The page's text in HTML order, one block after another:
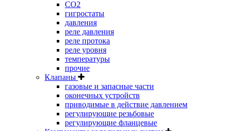
CO2
гигростаты
давления
реле давления
реле протока
реле уровня
температуры
прочие
Клапаны
газовые и запасные части
оконечных устройств
приводимые в действие давлением
регулирующие резьбовые
регулирующие фланцевые